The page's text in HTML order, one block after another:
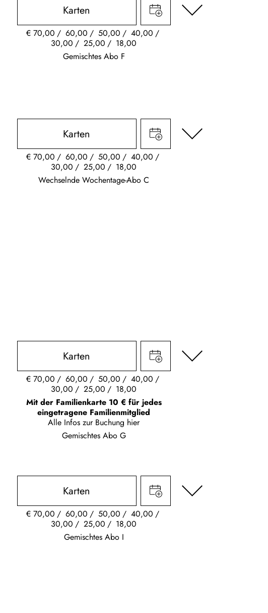
Karten
€70,00 60,00 50,00
40,00
30,00
25,00
18,00
Gemischtes Abo F
Karten
€70,00 60,00 50,00
40,00
30,00
25,00
18,00
Wechselnde Wochentage-Abo C
Karten
€70,00 60,00 50,00
40,00
30,00
25,00
18,00
Mit der Familienkarte 10 € für jedes
eingetragene Familienmitglied
Alle Infos zur Buchung hier
Gemischtes Abo G
Karten
€70,00 60,00 50,00
40,00
30,00
25,00
18,00
Gemischtes Abo I